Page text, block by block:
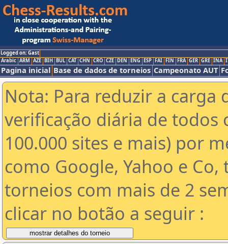
Logged on: Gast
Arabic ARM AZE BIH BUL CAT CHN CRO CZE DEN ENG ESP FAI FIN FRA GER GRE INA
Pagina inicial Base de dados de torneios Campeonato AUT
Nota: Para reduzir a carga
verificação diária de todos
100.000 sites e mais) por
como Google, Yahoo e
torneios com mais de 2
clicar no botão a seguir :